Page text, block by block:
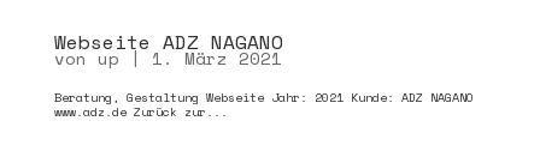
Webseite ADZ NAGANO
von up | 1. März 2021
Beratung, Gestaltung Webseite Jahr: 2021 Kunde: ADZ NAGANO
www.adz.de Zurück zur...